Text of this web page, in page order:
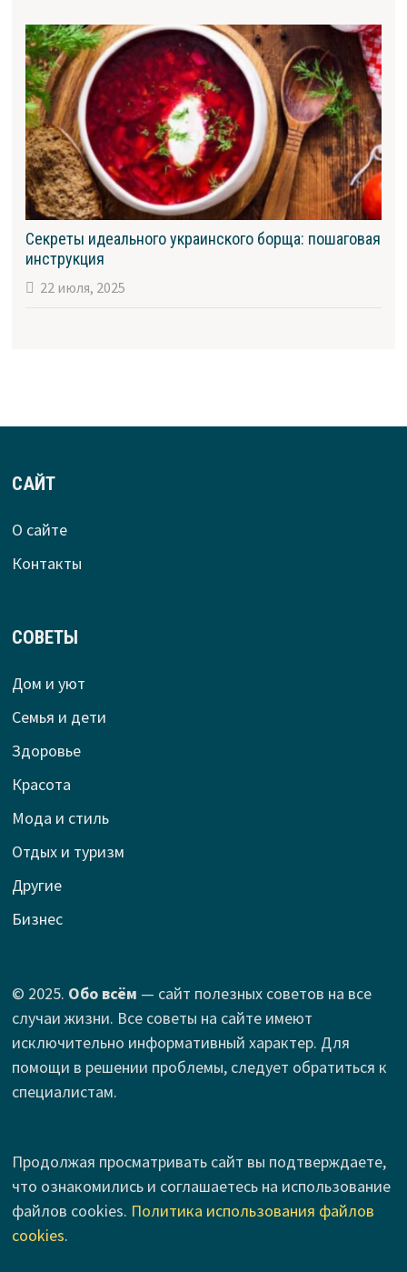
Секреты идеального украинского борща: пошаговая
инструкция
22 июля, 2025
САЙТ
О сайте
Контакты
СОВЕТЫ
Дом и уют
Семья и дети
Здоровье
Красота
Мода и стиль
Отдых и туризм
Другие
Бизнес
© 2025. Обо всём — сайт полезных советов на все
случаи жизни. Все советы на сайте имеют
исключительно информативный характер. Для
помощи в решении проблемы, следует обратиться к
специалистам.
Продолжая просматривать сайт вы подтверждаете,
что ознакомились и соглашаетесь на использование
файлов cookies. Политика использования файлов
cookies.